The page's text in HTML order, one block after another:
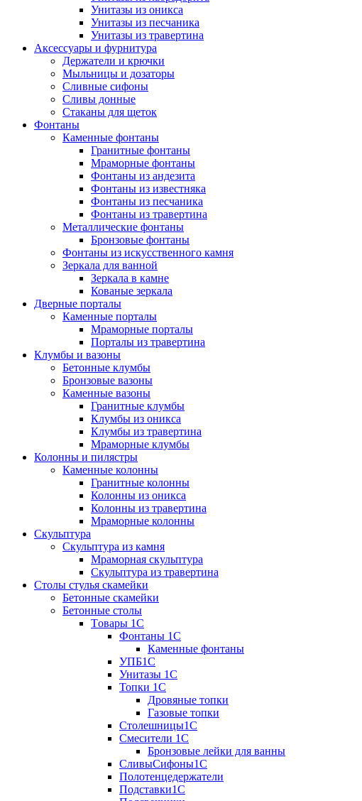
Унитазы из оникса
Унитазы из песчаника
Унитазы из травертина
Аксессуары и фурнитура
Держатели и крючки
Мыльницы и дозаторы
Сливные сифоны
Сливы донные
Стаканы для щеток
Фонтаны
Каменные фонтаны
Гранитные фонтаны
Мраморные фонтаны
Фонтаны из андезита
Фонтаны из известняка
Фонтаны из песчаника
Фонтаны из травертина
Металлические фонтаны
Бронзовые фонтаны
Фонтаны из искусственного камня
Зеркала для ванной
Зеркала в камне
Кованые зеркала
Дверные порталы
Каменные порталы
Мраморные порталы
Порталы из травертина
Клумбы и вазоны
Бетонные клумбы
Бронзовые вазоны
Каменные вазоны
Гранитные клумбы
Клумбы из оникса
Клумбы из травертина
Мраморные клумбы
Колонны и пилястры
Каменные колонны
Гранитные колонны
Колонны из оникса
Колонны из травертина
Мраморные колонны
Скульптура
Скульптура из камня
Мраморная скульптура
Скульптура из травертина
Столы стулья скамейки
Бетонные скамейки
Бетонные столы
Tовары 1C
Фонтаны 1C
Каменные фонтаны
УПБ1С
Унитазы 1С
Топки 1С
Дровяные топки
Газовые топки
Столешницы1С
Смесители 1С
Бронзовые лейки для ванны
СливыСифоны1С
Полотенцедержатели
Подставки1С